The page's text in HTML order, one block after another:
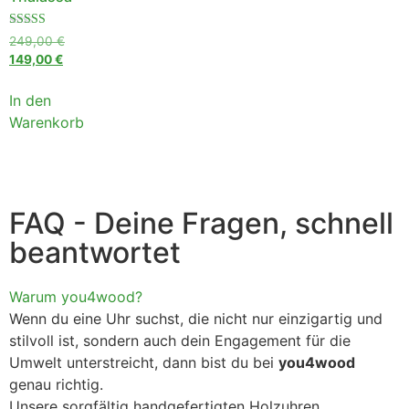
Bewertet mit
5.00
von 5
249,00€
149,00€
In den
Warenkorb
FAQ - Deine Fragen, schnell
beantwortet
Warum you4wood?
Wenn du eine Uhr suchst, die nicht nur einzigartig und
stilvoll ist, sondern auch dein Engagement für die
Umwelt unterstreicht, dann bist du bei you4wood
genau richtig.